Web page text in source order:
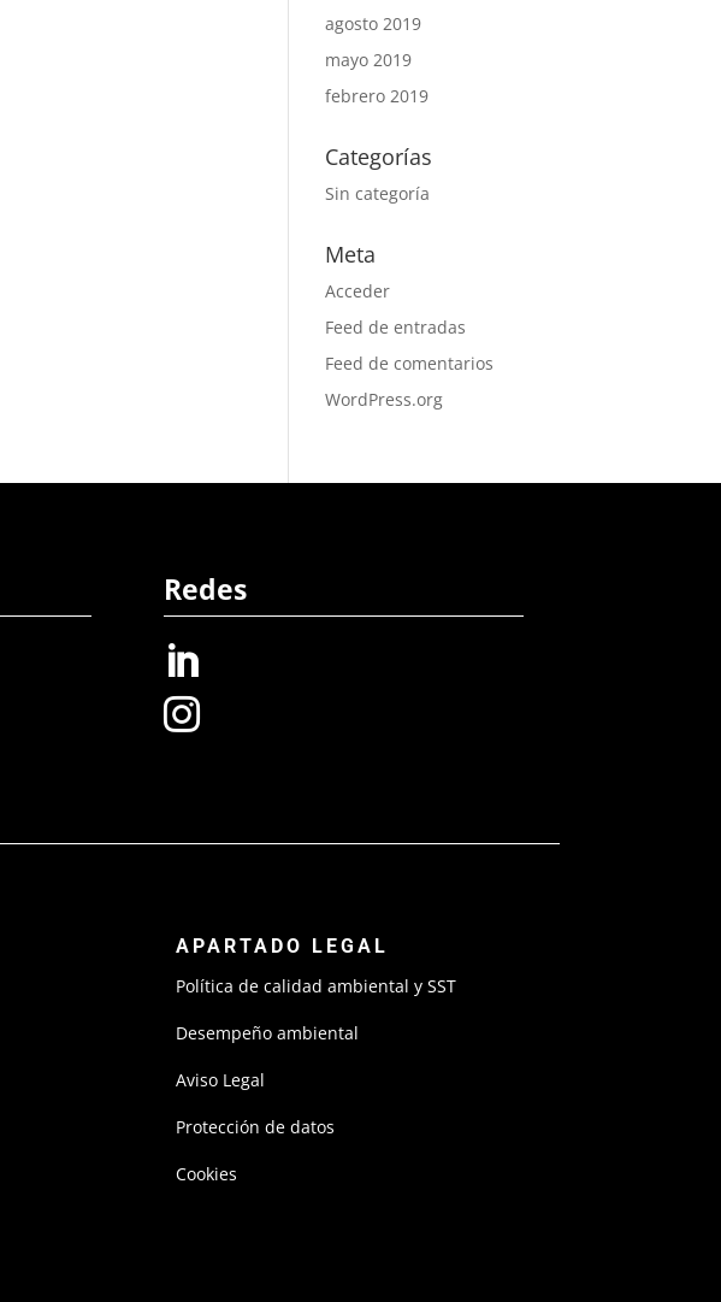
agosto 2019
mayo 2019
febrero 2019
Categorías
Sin categoría
Meta
Acceder
Feed de entradas
Feed de comentarios
WordPress.org
Redes


APARTADO LEGAL
Política de calidad ambiental y SST
Desempeño ambiental
Aviso Legal
Protección de datos
Cookies